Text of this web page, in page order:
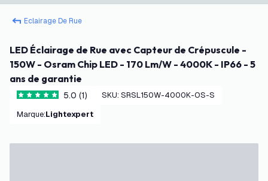
Eclairage De Rue
LED Éclairage de Rue avec Capteur de Crépuscule -
150W - Osram Chip LED - 170 Lm/W - 4000K - IP66 - 5
ans de garantie
5 étoiles de notation
5.0 (1) SKU: SRSL150W-4000K-OS-S
Marque: Lightexpert